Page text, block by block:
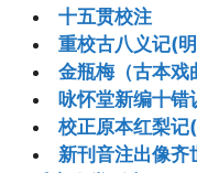
十五贯校注
重校古八义记(
金瓶梅（古本戏
咏怀堂新编十错
校正原本红梨记
新刊音注出像齐